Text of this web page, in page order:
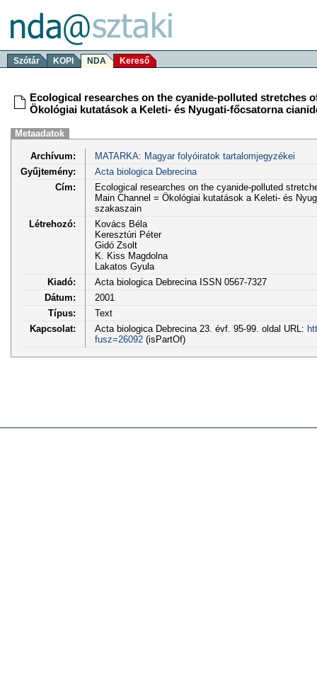
Szótár KOPI NDA Kereső
Ecological researches on the cyanide-polluted stretches
Ökológiai kutatások a Keleti- és Nyugati-főcsatorna
Metaadatok
Archívum:
MATARKA: Magyar folyóiratok tartalomjegyzékei
Gyűjtemény:
Acta biologica Debrecina
Cím:
Ecological researches on the cyanide-polluted
Main Channel = Ökológiai kutatások a Keleti- és
szakaszain
Létrehozó:
Kovács Béla
Keresztúri Péter
Gidó Zsolt
K. Kiss Magdolna
Lakatos Gyula
Kiadó:
Acta biologica Debrecina ISSN 0567-7327
Dátum:
2001
Típus:
Text
Kapcsolat:
Acta biologica Debrecina 23. évf. 95-99. oldal URL:
fusz=26092(isPartOf)